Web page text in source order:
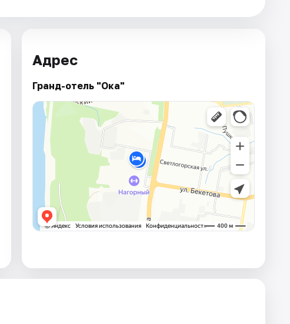
Адрес
Гранд-отель "Ока"